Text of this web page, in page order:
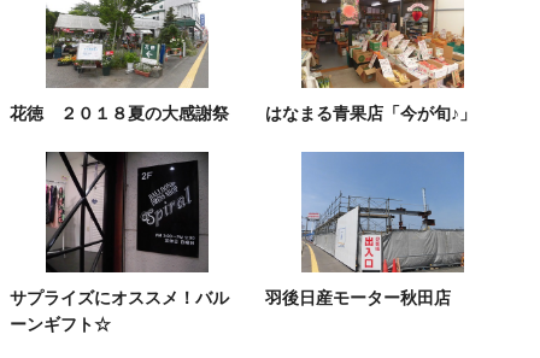
花徳 ２０１８夏の大感謝祭 はなまる青果店「今が旬♪」
サプライズにオススメ！バル
ーンギフト☆
羽後日産モーター秋田店